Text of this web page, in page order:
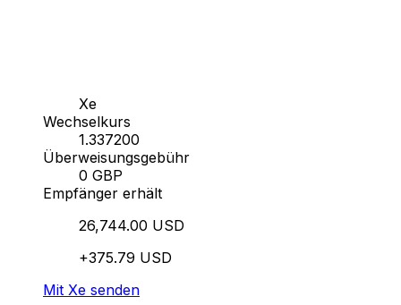
Xe
Wechselkurs
1.337200
Überweisungsgebühr
0 GBP
Empfänger erhält
26,744.00 USD
+375.79 USD
Mit Xe senden